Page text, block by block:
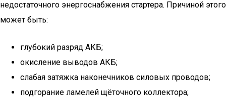
недостаточного энергоснабжения стартера. Причиной этого
может быть:
глубокий разряд АКБ;
окисление выводов АКБ;
слабая затяжка наконечников силовых проводов;
подгорание ламелей щёточного коллектора;